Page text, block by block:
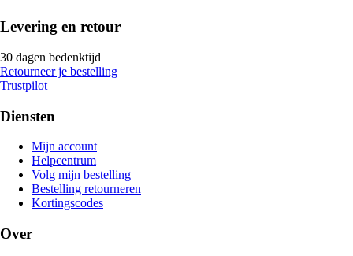
Levering en retour
30 dagen bedenktijd
Retourneer je bestelling
Trustpilot
Diensten
Mijn account
Helpcentrum
Volg mijn bestelling
Bestelling retourneren
Kortingscodes
Over